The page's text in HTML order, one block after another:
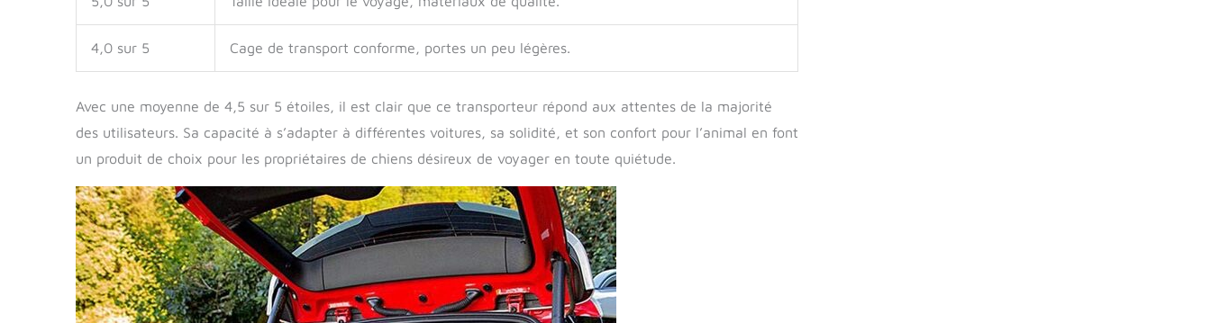
4,0 sur 5 Cage de transport conforme, portes un peu légères.
Avec une moyenne de 4,5 sur 5 étoiles, il est clair que ce transporteur répond aux attentes de la majorité
des utilisateurs. Sa capacité à s’adapter à différentes voitures, sa solidité, et son confort pour l’animal en font
un produit de choix pour les propriétaires de chiens désireux de voyager en toute quiétude.